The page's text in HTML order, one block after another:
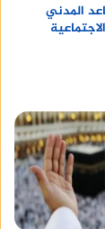
لعام
المدني